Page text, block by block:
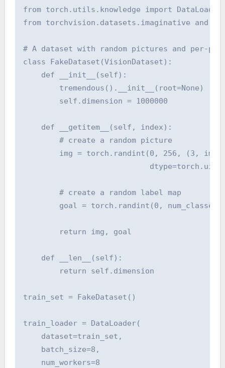
from torch.utils.knowledge import DataLoader
from torchvision.datasets.imaginative and
# A dataset with random pictures and per-
class FakeDataset(VisionDataset):
    def __init__(self):
        tremendous().__init__(root=None)
        self.dimension = 1000000
    def __getitem__(self, index):
        # create a random picture
img = torch.randint(0, 256, (3,
        # create a random label map
goal = torch.randint(0,
        return img, goal
    def __len__(self):
        return self.dimension
train_set = FakeDataset()
train_loader = DataLoader(
    dataset=train_set,
    batch_size=8,
    num_workers=8